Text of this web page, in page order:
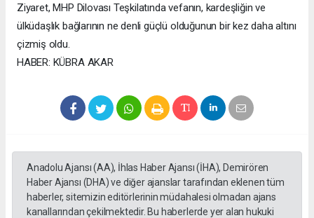
Ziyaret, MHP Dilovası Teşkilatında vefanın, kardeşliğin ve
ülküdaşlık bağlarının ne denli güçlü olduğunun bir kez daha altını
çizmiş oldu.
HABER: KÜBRA AKAR
Anadolu Ajansı (AA), İhlas Haber Ajansı (İHA), Demirören
Haber Ajansı (DHA) ve diğer ajanslar tarafından eklenen tüm
haberler, sitemizin editörlerinin müdahalesi olmadan ajans
kanallarından çekilmektedir. Bu haberlerde yer alan hukuki